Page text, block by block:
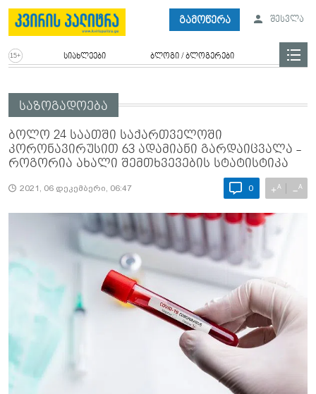
გამოწერა შესვლა
სიახლეები ბლოგი / ბლოგერები
საზოგადოება
ბოლო 24 საათში საქართველოში
კორონავირუსით 63 ადამიანი გარდაიცვალა -
როგორია ახალი შემთხვევების სტატისტიკა
2021, 06 დეკემბერი, 06:47 0 +A −A